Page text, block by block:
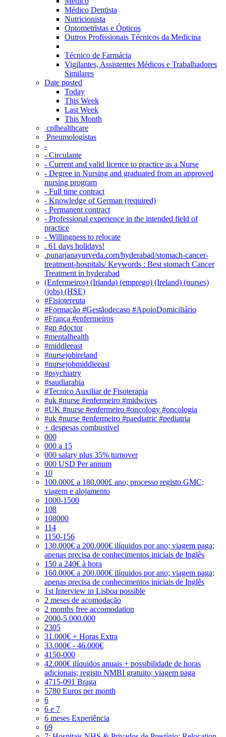
Médico Dentista
Nutricionista
Optometristas e Ópticos
Outros Profissionais Técnicos da Medicina
Técnico de Farmácia
Vigilantes, Assistentes Médicos e Trabalhadores
Similares
Date posted
Today
This Week
Last Week
This Month
‎ cplhealthcare‬
Pneumologistas
-
- Circulante
- Current and valid licence to practice as a Nurse
- Degree in Nursing and graduated from an approved
nursing program
- Full time contract
- Knowledge of German (required)
- Permanent contract
- Professional experience in the intended field of
practice
- Willingness to relocate
. 61 days holidays!
.punarjanayurveda.com/hyderabad/stomach-cancer-
treatment-hospitals/ Keywords : Best stomach Cancer
Treatment in hyderabad
(Enfermeiros) (Irlanda) (emprego) (Ireland) (nurses)
(jobs) (HSE)
#Fisiotereuta
#Formação #Gestãodecaso #ApoioDomiciliário
#França #enfermeiros
#gp #doctor
#mentalhealth
#middleeast
#nursejobireland
#nursejobmiddleeast
#psychiatry
#saudiarabia
#Tecnico Auxiliar de Fisoterapia
#uk #nurse #enfermeiro #midwives
#UK #nurse #enfermeiro #oncology #oncologia
#uk #nurse #enfermeiro #paediatric #pediatria
+ despesas combustivel
000
000 a 15
000 salary plus 35% turnover
000 USD Per annum
10
100.000£ a 180.000£ ano; processo registo GMC;
viagem e alojamento
1000-1500
108
108000
114
1150-156
130.000€ a 200.000€ ilíquidos por ano; viagem paga;
apenas precisa de conhecimentos iniciais de Inglês
150 a 240€ à hora
160.000€ a 200.000€ ilíquidos por ano; viagem paga;
apenas precisa de conhecimentos iniciais de Inglês
1st Interview in Lisboa possible
2 meses de acomodação
2 months free accomodation
2000-5.000.000
2305
31.000€ + Horas Extra
33.000€ - 46.000€
4150-000
42.000€ ilíquidos anuais + possibilidade de horas
adicionais; registo NMBI gratuito; viagem paga
4715-091 Braga
5780 Euros per month
6
6 e 7
6 meses Experiência
69